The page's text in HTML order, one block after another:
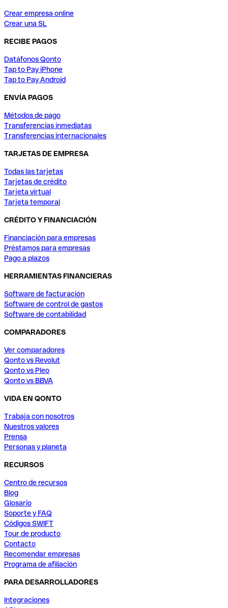
Crear empresa online
Crear una SL
RECIBE PAGOS
Datáfonos Qonto
Tap to Pay iPhone
Tap to Pay Android
ENVÍA PAGOS
Métodos de pago
Transferencias inmediatas
Transferencias internacionales
TARJETAS DE EMPRESA
Todas las tarjetas
Tarjetas de crédito
Tarjeta virtual
Tarjeta temporal
CRÉDITO Y FINANCIACIÓN
Financiación para empresas
Préstamos para empresas
Pago a plazos
HERRAMIENTAS FINANCIERAS
Software de facturación
Software de control de gastos
Software de contabilidad
COMPARADORES
Ver comparadores
Qonto vs Revolut
Qonto vs Pleo
Qonto vs BBVA
VIDA EN QONTO
Trabaja con nosotros
Nuestros valores
Prensa
Personas y planeta
RECURSOS
Centro de recursos
Blog
Glosario
Soporte y FAQ
Códigos SWIFT
Tour de producto
Contacto
Recomendar empresas
Programa de afiliación
PARA DESARROLLADORES
Integraciones